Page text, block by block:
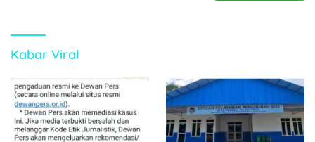
Kabar Viral